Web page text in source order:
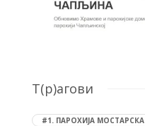
T(р)агови
#1. ПАРОХИЈА МОСТАРСКА